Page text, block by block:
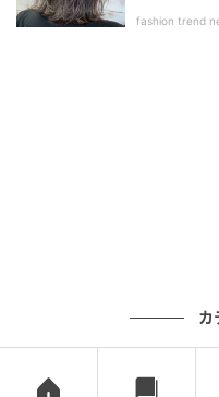
用できるシックなデザ
糖の代用品としても使
fashion trend
カ